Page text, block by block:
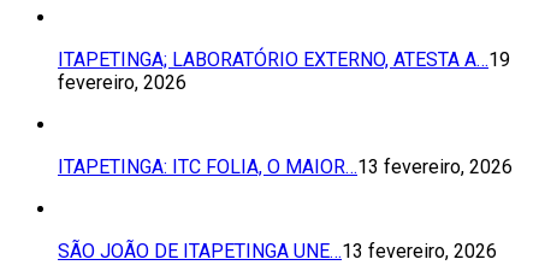
ITAPETINGA; LABORATÓRIO EXTERNO, ATESTA A…19
fevereiro, 2026
ITAPETINGA: ITC FOLIA, O MAIOR…13 fevereiro, 2026
SÃO JOÃO DE ITAPETINGA UNE…13 fevereiro, 2026